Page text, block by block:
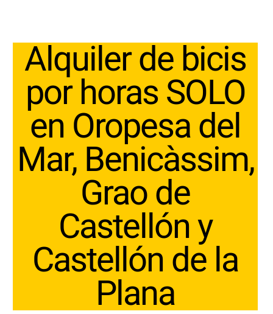
Alquiler de bicis
por horas SOLO
en Oropesa del
Mar, Benicàssim,
Grao de
Castellón y
Castellón de la
Plana